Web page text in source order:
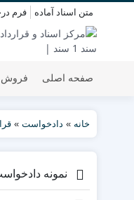
متن اسناد آماده فرم
صفحه اصلی فروش
خانه » دادخواست »
نمونه